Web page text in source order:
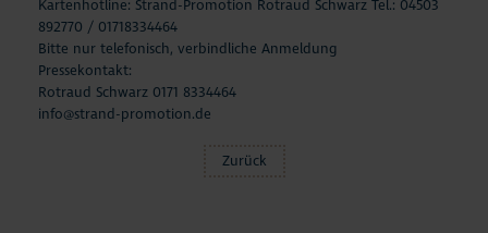
Kartenhotline: Strand-Promotion Rotraud Schwarz Tel.: 04503
892770 / 01718334464
Bitte nur telefonisch, verbindliche Anmeldung
Pressekontakt:
Rotraud Schwarz 0171 8334464
info@strand-promotion.de
Zurück